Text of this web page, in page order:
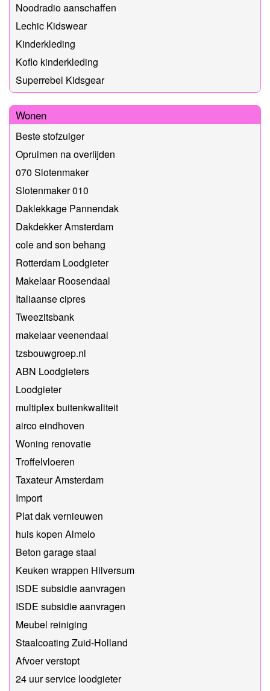
Noodradio aanschaffen
Lechic Kidswear
Kinderkleding
Koflo kinderkleding
Superrebel Kidsgear
Wonen
Beste stofzuiger
Opruimen na overlijden
070 Slotenmaker
Slotenmaker 010
Daklekkage Pannendak
Dakdekker Amsterdam
cole and son behang
Rotterdam Loodgieter
Makelaar Roosendaal
Italiaanse cipres
Tweezitsbank
makelaar veenendaal
tzsbouwgroep.nl
ABN Loodgieters
Loodgieter
multiplex buitenkwaliteit
airco eindhoven
Woning renovatie
Troffelvloeren
Taxateur Amsterdam
Import
Plat dak vernieuwen
huis kopen Almelo
Beton garage staal
Keuken wrappen Hilversum
ISDE subsidie aanvragen
ISDE subsidie aanvragen
Meubel reiniging
Staalcoating Zuid-Holland
Afvoer verstopt
24 uur service loodgieter